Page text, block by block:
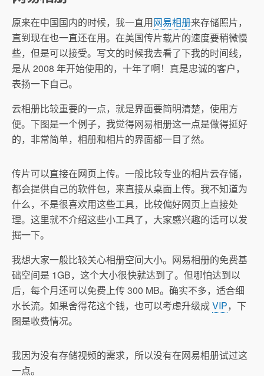
原来在中国国内的时候，我一直用网易相册来存储照片，
直到现在也一直还在用。在美国传片载片的速度要稍微慢
些，但是可以接受。写文的时候我去看了下我的时间线，
是从 2008 年开始使用的，十年了啊！真是忠诚的客户，
表扬一下自己。
云相册比较重要的一点，就是界面要简明清楚，使用方
便。下图是一个例子，我觉得网易相册这一点是做得挺好
的，非常简单，相册和相片的界面都一目了然。
传片可以直接在网页上传。一般比较专业的相片云存储，
都会提供自己的软件包，来直接从桌面上传。我不知道为
什么，不是很喜欢用这些工具，比较偏好网页上直接处
理。这里就不介绍这些小工具了，大家感兴趣的话可以发
掘一下。
我想大家一般比较关心相册空间大小。网易相册的免费基
础空间是 1GB，这个大小很快就达到了。但哪怕达到以
后，每个月还可以免费上传 300 MB。确实不多，适合细
水长流。如果舍得花这个钱，也可以考虑升级成VIP，下
图是收费情况。
我因为没有存储视频的需求，所以没有在网易相册试过这
一点。